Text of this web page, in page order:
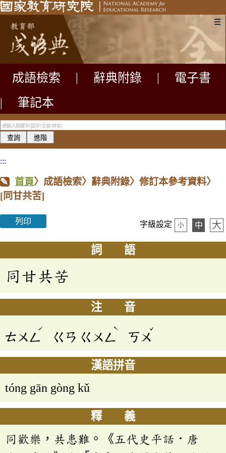
☰
成語檢索 辭典附錄
電子書
|
筆記本
:::
首頁〉成語檢索〉辭典附錄〉修訂本參考資料〉
[同甘共苦]
列印 字級設定 小 中 大
詞 語
同甘共苦
注 音
ㄊㄨㄥ
ˊ
ㄍㄢ ㄍㄨㄥ
ˋ
ㄎㄨ
ˇ
漢語拼音
tóng gān gòng kǔ
釋 義
同歡樂，共患難。《五代史平話．唐